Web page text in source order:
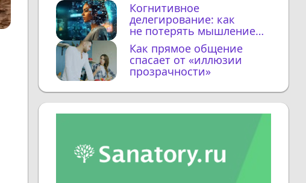
Когнитивное
делегирование: как
не потерять мышление
с ИИ
Как прямое общение
спасает от «иллюзии
прозрачности»